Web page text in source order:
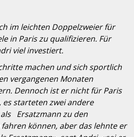
im leichten Doppelzweier für
in Paris zu qualifizieren. Für
viel investiert.
machen und sich sportlich
vergangenen Monaten
Dennoch ist er nicht für Paris
starteten zwei andere
Ersatzmann zu den
können, aber das lehnte er